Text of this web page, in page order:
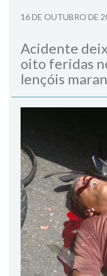
16 DE OUTUBRO DE
Acidente
oito feridas
lençóis